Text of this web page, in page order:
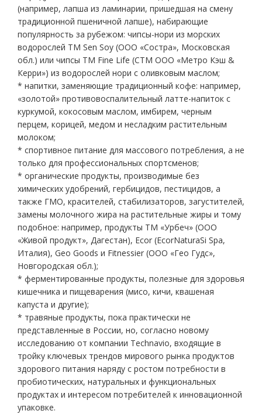
(например, лапша из ламинарии, пришедшая на смену
традиционной пшеничной лапше), набирающие
популярность за рубежом: чипсы-нори из морских
водорослей ТМ Sen Soy (ООО «Состра», Московская
обл.) или чипсы ТМ Fine Life (СТМ ООО «Метро Кэш &
Керри») из водорослей нори с оливковым маслом;
* напитки, заменяющие традиционный кофе: например,
«золотой» противовоспалительный латте-напиток с
куркумой, кокосовым маслом, имбирем, черным
перцем, корицей, медом и несладким растительным
молоком;
* спортивное питание для массового потребления, а не
только для профессиональных спортсменов;
* органические продукты, производимые без
химических удобрений, гербицидов, пестицидов, а
также ГМО, красителей, стабилизаторов, загустителей,
замены молочного жира на растительные жиры и тому
подобное: например, продукты ТМ «Урбеч» (ООО
«Живой продукт», Дагестан), Ecor (EcorNaturaSi Spa,
Италия), Geo Goods и Fitnessier (ООО «Гео Гудс»,
Новгородская обл.);
* ферментированные продукты, полезные для здоровья
кишечника и пищеварения (мисо, кичи, квашеная
капуста и другие);
* травяные продукты, пока практически не
представленные в России, но, согласно новому
исследованию от компании Technavio, входящие в
тройку ключевых трендов мирового рынка продуктов
здорового питания наряду с ростом потребности в
пробиотических, натуральных и функциональных
продуктах и интересом потребителей к инновационной
упаковке.